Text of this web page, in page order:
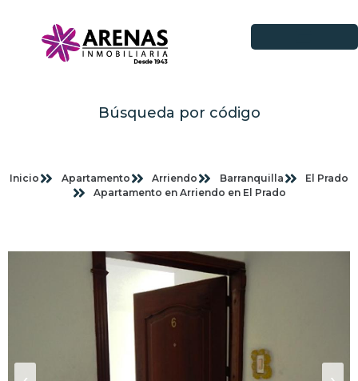
Búsqueda por código
Inicio Apartamento Arriendo Barranquilla
El Prado
Apartamento en Arriendo en El Prado